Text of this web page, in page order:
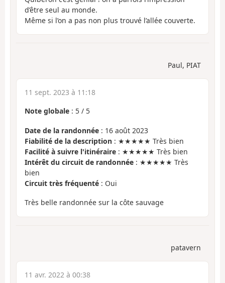
d’être seul au monde.
Même si l’on a pas non plus trouvé l’allée couverte.
Paul, PIAT
11 sept. 2023 à 11:18
Note globale : 5 / 5
Date de la randonnée : 16 août 2023
Fiabilité de la description : ★★★★★ Très bien
Facilité à suivre l'itinéraire : ★★★★★ Très bien
Intérêt du circuit de randonnée : ★★★★★ Très
bien
Circuit très fréquenté : Oui
Très belle randonnée sur la côte sauvage
patavern
11 avr. 2022 à 00:38